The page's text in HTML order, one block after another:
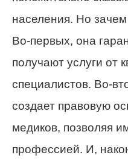
населения. Но
Во-первых, она
получают услуги от
специалистов. Во-
создает правовую
медиков, позволяя
профессией. И,